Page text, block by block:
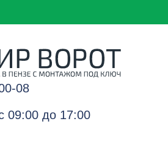
08
09:00 до 17:00